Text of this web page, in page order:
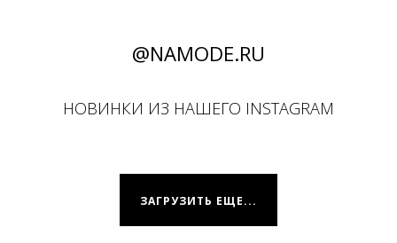
@NAMODE.RU
НОВИНКИ ИЗ НАШЕГО INSTAGRAM
ЗАГРУЗИТЬ ЕЩЕ...